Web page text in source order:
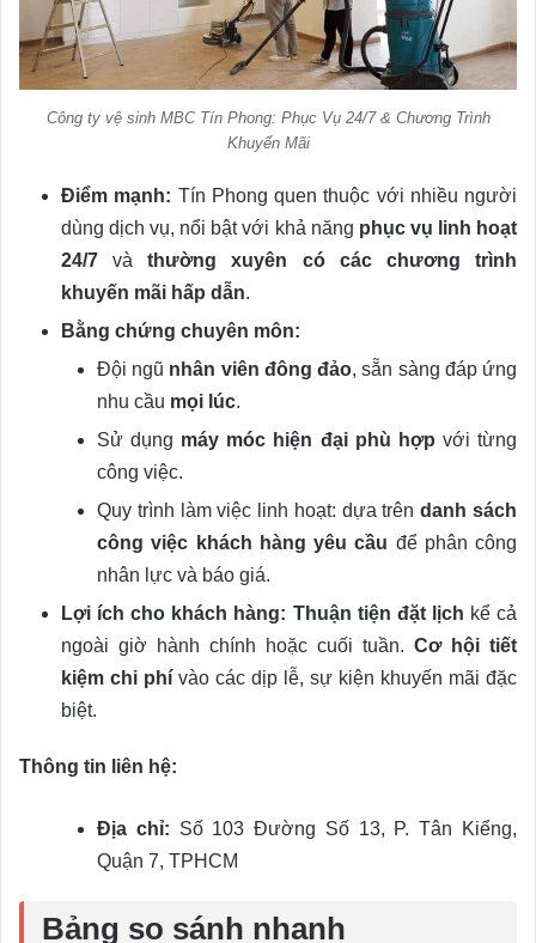
Công ty vệ sinh MBC Tín Phong: Phục Vụ 24/7 & Chương Trình
Khuyến Mãi
Điểm mạnh: Tín Phong quen thuộc với nhiều người
dùng dịch vụ, nổi bật với khả năng phục vụ linh hoạt
24/7 vàthường xuyên có các chương trình
khuyến mãi hấp dẫn.
Bằng chứng chuyên môn:
Đội ngũ nhân viên đông đảo, sẵn sàng đáp ứng
nhu cầu mọi lúc.
Sử dụng máy móc hiện đại phù hợp với từng
công việc.
Quy trình làm việc linh hoạt: dựa trêndanh sách
công việc khách hàng yêu cầu để phân công
nhân lực và báo giá.
Lợi ích cho khách hàng: Thuận tiện đặt lịch kể cả
ngoài giờ hành chính hoặc cuối tuần. Cơ hội tiết
kiệm chi phí vào các dịp lễ, sự kiện khuyến mãi đặc
biệt.
Thông tin liên hệ:
Địa chỉ: Số 103 Đường Số 13, P. Tân Kiểng,
Quận 7, TPHCM
Bảng so sánh nhanh